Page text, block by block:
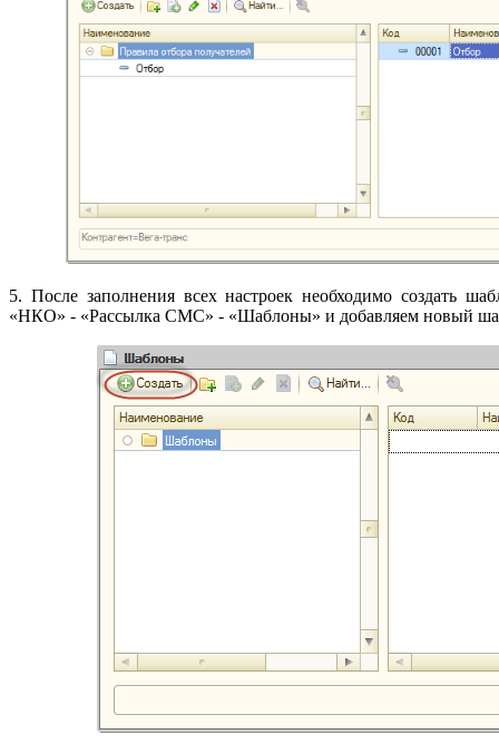
5. После заполнения всех настроек необходимо создать
«НКО» - «Рассылка СМС» - «Шаблоны» и добавляем новый